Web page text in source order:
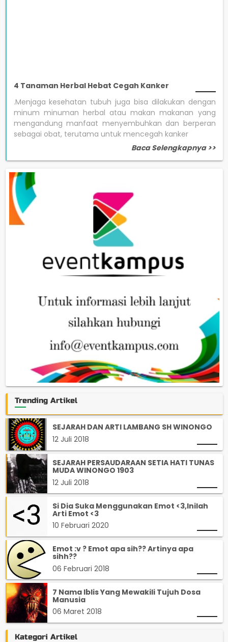
4 Tanaman Herbal Hebat Cegah Kanker
.Menjaga kesehatan tubuh juga bisa dilakukan dengan
minum minuman herbal atau makan makanan yang
mengandung manfaat menyembuhkan dan berperan
sebagai obat, terutama untuk mencegah kanker
Baca Selengkapnya >>
Trending Artikel
SEJARAH DAN ARTI LAMBANG SH WINONGO
12 Juli 2018
SEJARAH PERSAUDARAAN SETIA HATI TUNAS
MUDA WINONGO 1903
12 Juli 2018
Si Dia Suka Menggunakan Emot <3,Inilah
Arti Emot <3
10 Februari 2020
Emot :v ? Emot apa sih?? Artinya apa
sihh??
06 Februari 2018
7 Nama Iblis Yang Mewakili Tujuh Dosa
Manusia
06 Maret 2018
Kategori Artikel